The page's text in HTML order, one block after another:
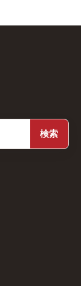
検索